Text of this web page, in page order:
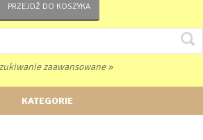
PRZEJDŹ DO KOSZYKA
zaawansowane »
KATEGORIE